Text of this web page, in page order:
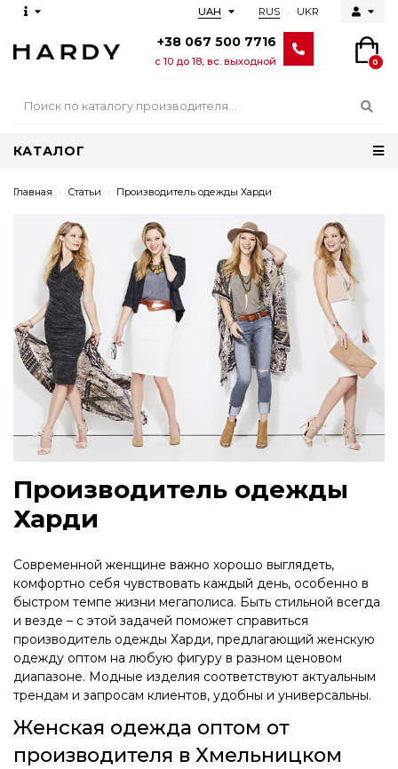
RUS UKR
UAH
+38 067 500 7716
с 10 до 18, вс. выходной 0
КАТАЛОГ
Главная Статьи Производитель одежды Харди
Производитель одежды
Харди
Современной женщине важно хорошо выглядеть,
комфортно себя чувствовать каждый день, особенно в
быстром темпе жизни мегаполиса. Быть стильной всегда
и везде – с этой задачей поможет справиться
производитель одежды Харди, предлагающий женскую
одежду оптом на любую фигуру в разном ценовом
диапазоне. Модные изделия соответствуют актуальным
трендам и запросам клиентов, удобны и универсальны.
Женская одежда оптом от
производителя в Хмельницком